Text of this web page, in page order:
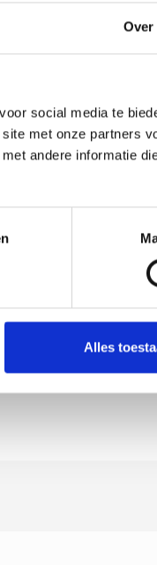
Over
social media te
met onze partners
andere informatie
Alles